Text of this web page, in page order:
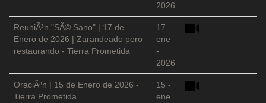
2026
ReuniÃ³n "SÃ© Sano" | 17 de
Enero de 2026 | Zarandeado pero
restaurando - Tierra Prometida
17 -
ene
-
2026
OraciÃ³n | 15 de Enero de 2026 -
Tierra Prometida
15 -
ene